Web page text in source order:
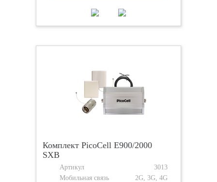
Комплект PicoCell E900/2000
SXB
Артикул
3013
Мобильная связь
2G, 3G, 4G